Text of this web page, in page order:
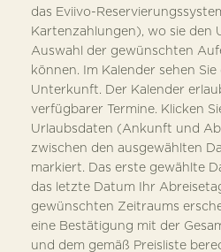
das Eviivo-
Kartenzahlungen), wo sie den
Auswahl der gewünschten
können. Im Kalender sehen
Unterkunft. Der Kalender
verfügbarer Termine. Klicken
Urlaubsdaten (Ankunft und
zwischen den ausgewählten
markiert. Das erste gewählte
das letzte Datum Ihr
gewünschten Zeitraums
eine Bestätigung mit der
und dem gemäß Preisliste